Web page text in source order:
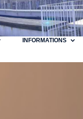
INFORMATIONS